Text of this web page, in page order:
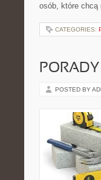
osób, które
CATEGORIES:
POSTED BY